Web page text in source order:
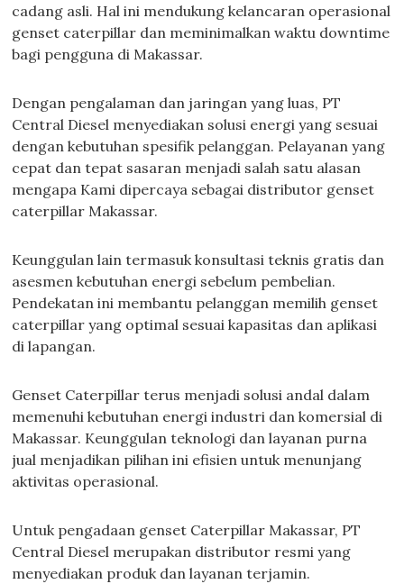
cadang asli. Hal ini mendukung kelancaran operasional
genset caterpillar dan meminimalkan waktu downtime
bagi pengguna di Makassar.
Dengan pengalaman dan jaringan yang luas, PT
Central Diesel menyediakan solusi energi yang sesuai
dengan kebutuhan spesifik pelanggan. Pelayanan yang
cepat dan tepat sasaran menjadi salah satu alasan
mengapa Kami dipercaya sebagai distributor genset
caterpillar Makassar.
Keunggulan lain termasuk konsultasi teknis gratis dan
asesmen kebutuhan energi sebelum pembelian.
Pendekatan ini membantu pelanggan memilih genset
caterpillar yang optimal sesuai kapasitas dan aplikasi
di lapangan.
Genset Caterpillar terus menjadi solusi andal dalam
memenuhi kebutuhan energi industri dan komersial di
Makassar. Keunggulan teknologi dan layanan purna
jual menjadikan pilihan ini efisien untuk menunjang
aktivitas operasional.
Untuk pengadaan genset Caterpillar Makassar, PT
Central Diesel merupakan distributor resmi yang
menyediakan produk dan layanan terjamin.